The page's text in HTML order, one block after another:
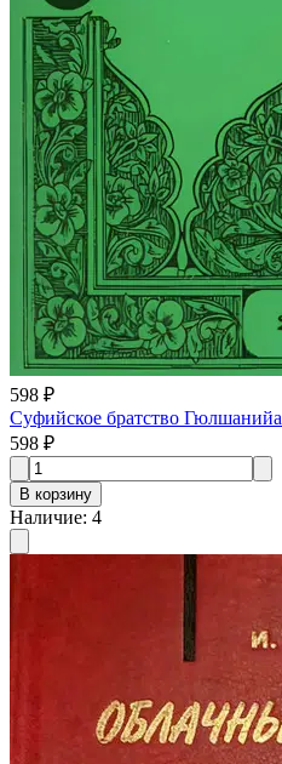
598 ₽
Суфийское братство Гюлшанийа
598 ₽
В корзину
Наличие: 4